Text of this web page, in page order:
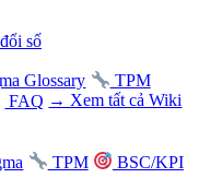
số
Glossary
TPM
FAQ → Xem tất cả Wiki
TPM
BSC/KPI